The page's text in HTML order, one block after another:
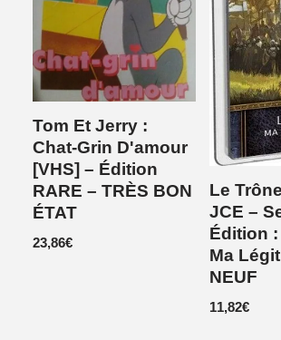
Tom Et Jerry :
Chat-Grin D'amour
[VHS] – Édition
RARE – TRÈS BON
ÉTAT
23,86€
Le
JCE –
Édition
Ma
NEUF
11,82€